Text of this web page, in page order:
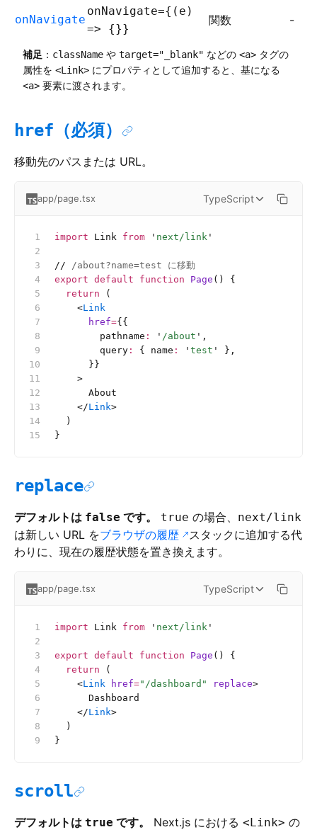
onNavigate
onNavigate={(e)
=> {}}
関数 -
補足 ： className や target="_blank" などの <a> タグの
属性を <Link> にプロパティとして追加すると、基になる
<a> 要素に渡されます。
href （必須）
移動先のパスまたは URL。
app/page.tsx TypeScript
import Link from ' next/link '
// /about?name=test に移動
export default function Page () {
  return
(
    <
Link
      href
={{
        pathname
: ' /about ' ,
        query
: { name : ' test '
},
      }}
    >
      About
    </
Link>
  )
}
replace
デフォルトは false です。 true の場合、 next/link
は新しい URL をブラウザの履歴
スタックに追加する代
わりに、現在の履歴状態を置き換えます。
app/page.tsx TypeScript
import Link from ' next/link '
export default function Page () {
  return
(
    <
Link href="/dashboard" replace>
      Dashboard
    </
Link>
  )
}
scroll
デフォルトは true です。 Next.js における <Link> の